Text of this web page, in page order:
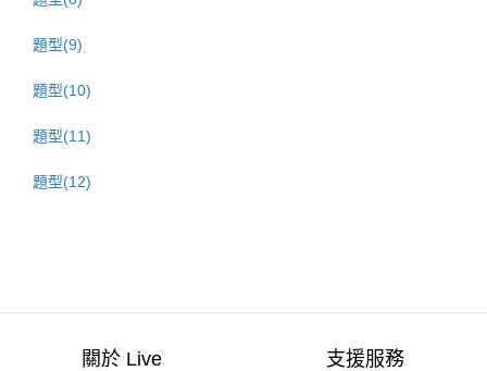
題型(9)
題型(10)
題型(11)
題型(12)
關於 Live 支援服務